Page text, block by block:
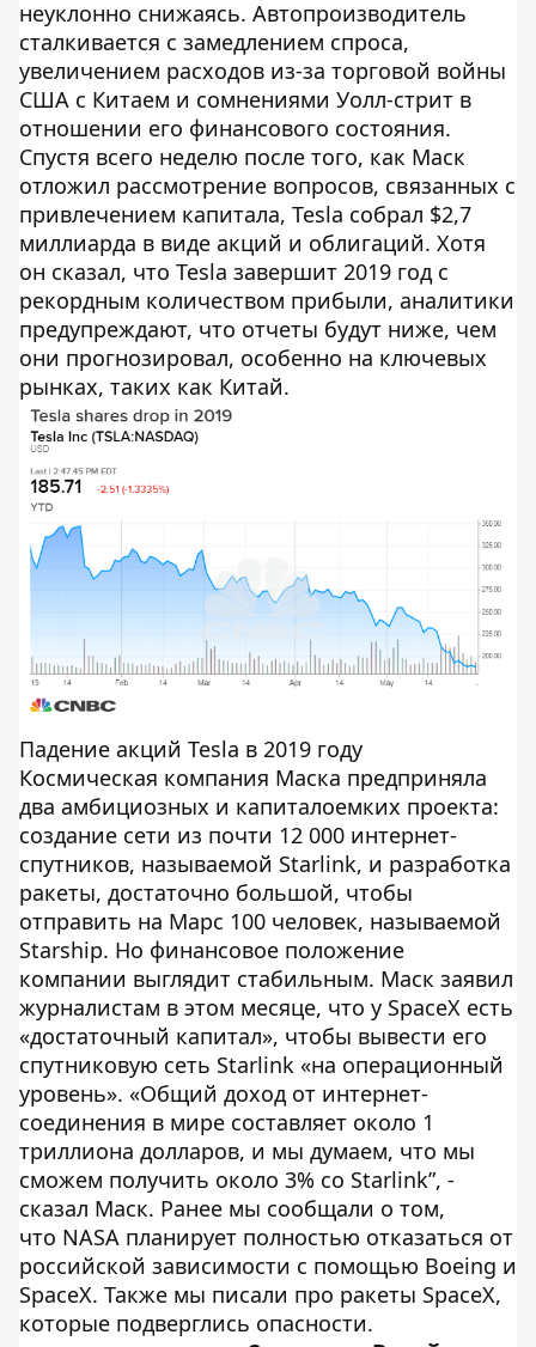
неуклонно снижаясь. Автопроизводитель
сталкивается с замедлением спроса,
увеличением расходов из-за торговой войны
США с Китаем и сомнениями Уолл-стрит в
отношении его финансового состояния.
Спустя всего неделю после того, как Маск
отложил рассмотрение вопросов, связанных с
привлечением капитала, Tesla собрал $2,7
миллиарда в виде акций и облигаций. Хотя
он сказал, что Tesla завершит 2019 год с
рекордным количеством прибыли, аналитики
предупреждают, что отчеты будут ниже, чем
они прогнозировал, особенно на ключевых
рынках, таких как Китай.
Падение акций Tesla в 2019 году
Космическая компания Маска предприняла
два амбициозных и капиталоемких проекта:
создание сети из почти 12 000 интернет-
спутников, называемой Starlink, и разработка
ракеты, достаточно большой, чтобы
отправить на Марс 100 человек, называемой
Starship. Но финансовое положение
компании выглядит стабильным. Маск заявил
журналистам в этом месяце, что у SpaceX есть
«достаточный капитал», чтобы вывести его
спутниковую сеть Starlink «на операционный
уровень». «Общий доход от интернет-
соединения в мире составляет около 1
триллиона долларов, и мы думаем, что мы
сможем получить около 3% со Starlink”, -
сказал Маск. Ранее мы сообщали о том,
что NASA планирует полностью отказаться от
российской зависимости с помощью Boeing и
SpaceX. Также мы писали про ракеты SpaceX,
которые подверглись опасности.